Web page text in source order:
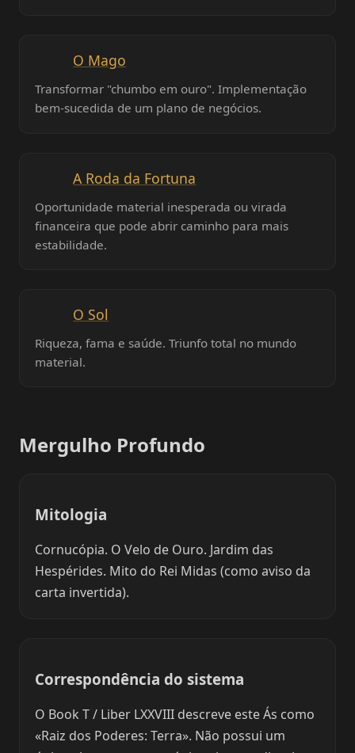
O Mago
Transformar "chumbo em ouro". Implementação
bem-sucedida de um plano de negócios.
A Roda da Fortuna
Oportunidade material inesperada ou virada
financeira que pode abrir caminho para mais
estabilidade.
O Sol
Riqueza, fama e saúde. Triunfo total no mundo
material.
Mergulho Profundo
Mitologia
Cornucópia. O Velo de Ouro. Jardim das
Hespérides. Mito do Rei Midas (como aviso da
carta invertida).
Correspondência do sistema
O Book T / Liber LXXVIII descreve este Ás como
«Raiz dos Poderes: Terra». Não possui um